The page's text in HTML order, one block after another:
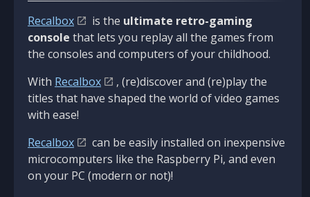
Recalbox is the ultimate retro-gaming
console that lets you replay all the games from
the consoles and computers of your childhood.
With Recalbox
, (re)discover and (re)play the
titles that have shaped the world of video games
with ease!
Recalbox
can be easily installed on inexpensive
microcomputers like the Raspberry Pi, and even
on your PC (modern or not)!